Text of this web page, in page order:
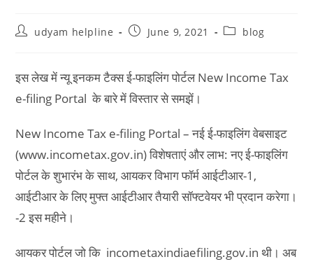
Postudyam helpline
PostJune 9, 2021
Postblog
इस लेख में न्यू इनकम टैक्स ई-फाइलिंग पोर्टल New Income Tax
e-filing Portal के बारे में विस्तार से समझें।
New Income Tax e-filing Portal – नई ई-फाइलिंग वेबसाइट
(www.incometax.gov.in) विशेषताएं और लाभ: नए ई-फाइलिंग
पोर्टल के शुभारंभ के साथ, आयकर विभाग फॉर्म आईटीआर-1,
आईटीआर के लिए मुफ्त आईटीआर तैयारी सॉफ्टवेयर भी प्रदान करेगा।
-2 इस महीने।
आयकर पोर्टल जो कि incometaxindiaefiling.gov.in थी। अब